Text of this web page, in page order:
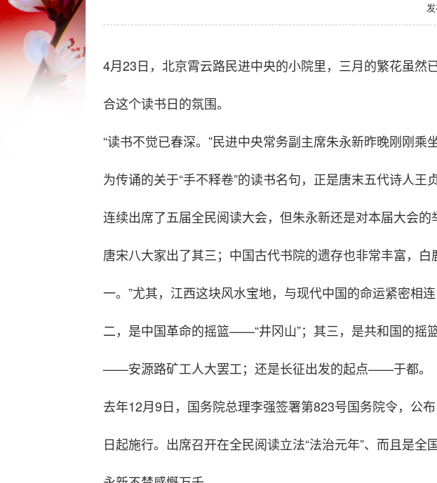
4月23日，北京霄云路民进中央的小院里，三月的繁花虽然
合这个读书日的氛围。
“读书不觉已春深。”民进中央常务副主席朱永新昨晚刚刚
为传诵的关于“手不释卷”的读书名句，正是唐末五代诗人王
连续出席了五届全民阅读大会，但朱永新还是对本届大会
唐宋八大家出了其三；中国古代书院的遗存也非常丰富，
一。”尤其，江西这块风水宝地，与现代中国的命运紧密相
二，是中国革命的摇篮——“井冈山”；其三，是共和国的
——安源路矿工人大罢工；还是长征出发的起点——于都。
去年12月9日，国务院总理李强签署第823号国务院令，公
日起施行。出席召开在全民阅读立法“法治元年”、而且是